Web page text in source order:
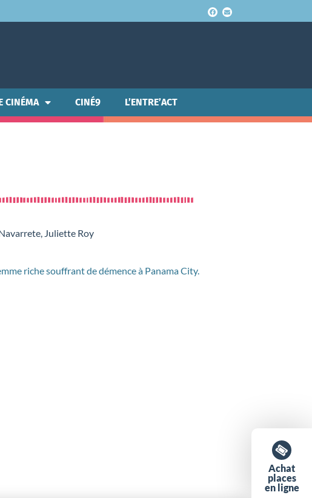
CINÉMA CINÉ9 L’ENTRE’ACT
Juliette Roy
riche souffrant de démence à Panama City.
Achat
places
en ligne